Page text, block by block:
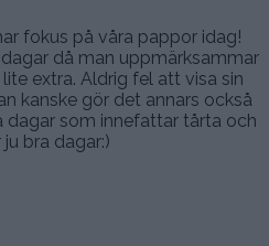
fokus på våra pappor idag!
då man uppmärksammar
extra. Aldrig fel att visa sin
kanske gör det annars också
dagar som innefattar tårta och
bra dagar:)